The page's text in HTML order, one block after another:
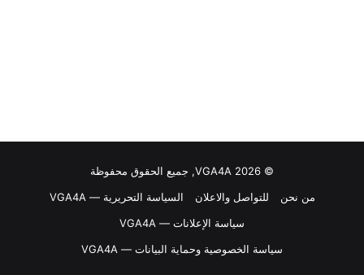
© VGA4A 2026, جميع الحقوق محفوظة
من نحن
للتواصل والاعلان
السياسة التحريرية — VGA4A
سياسة الإعلانات — VGA4A
سياسة الخصوصية وحماية البيانات — VGA4A